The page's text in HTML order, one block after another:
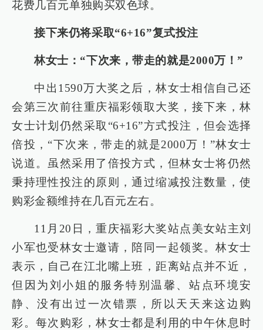
花费几百元单独购买双色球。
接下来仍将采取“6+16”复式投注
林女士：“下次来，带走的就是2000万！”
中出1590万大奖之后，林女士相信自己还
会第三次前往重庆福彩领取大奖，接下来，林
女士计划仍然采取“6+16”方式投注，但会选择
倍投，“下次来，带走的就是2000万！”林女士
说道。虽然采用了倍投方式，但林女士将仍然
秉持理性投注的原则，通过缩减投注数量，使
购彩金额维持在几百元左右。
11月20日，重庆福彩大奖站点美女站主刘
小军也受林女士邀请，陪同一起领奖。林女士
表示，自己在江北嘴上班，距离站点并不近，
但因为刘小姐的服务特别温馨、站点环境安
静、没有出过一次错票，所以天天来这边购
彩。每次购彩，林女士都是利用的中午休息时